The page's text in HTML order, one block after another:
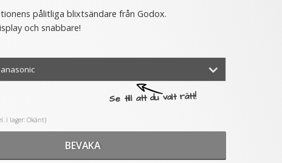
bordsställ för Osmo
Pocket
149 kr
LÄGG I VARUKORG
Multifunktionellt klämstativ
LÄGG I VARUKORG
pålitliga blixtsändare från Godox.
och snabbare!
Se till att du valt rätt!
i lager: Okänt)
BEVAKA